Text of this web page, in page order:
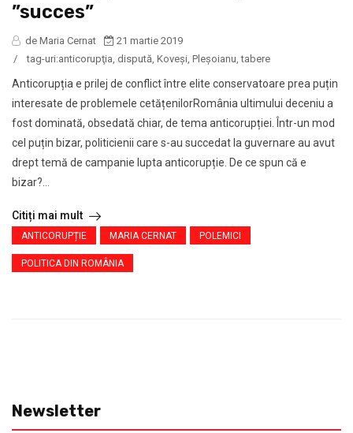
”succes”
de Maria Cernat
21 martie 2019
/
tag-uri:anticorupţia, dispută, Koveşi, Pleşoianu,tabere
Anticorupția e prilej de conflict între elite conservatoare prea puțin
interesate de problemele cetățenilorRomânia ultimului deceniu a
fost dominată, obsedată chiar, de tema anticorupției. Într-un mod
cel puțin bizar, politicienii care s-au succedat la guvernare au avut
drept temă de campanie lupta anticorupție. De ce spun că e
bizar?...
Citiți mai mult
ANTICORUPȚIE MARIA CERNAT POLEMICI
POLITICA DIN ROMÂNIA
Newsletter